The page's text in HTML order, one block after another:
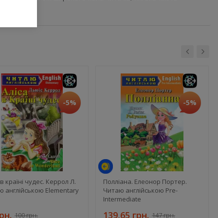
-5%
країні чудес. Керрол Л.
англійською Elementary
100 грн.
-5%
Полліана. Елеонор Портер.
Читаю англійською Pre-
Intermediate
139,65 грн. 147 грн.